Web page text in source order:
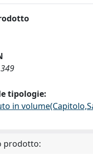
tipologie:
in
prodotto: